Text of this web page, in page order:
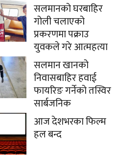
सलमानको घरबाहिर
गोली चलाएको
प्रकरणमा पक्राउ
युवकले गरे आत्महत्या
सलमान खानको
निवासबाहिर हवाई
फायरिङ गर्नेको तस्विर
सार्बजनिक
आज देशभरका फिल्म
हल बन्द